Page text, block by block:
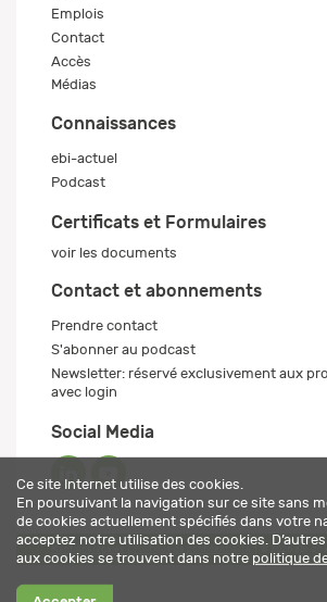
Emplois
Contact
Accès
Médias
Connaissances
ebi-actuel
Podcast
Certificats et Formulaires
voir les documents
Contact et abonnements
Prendre contact
S'abonner au podcast
Newsletter: réservé exclusivement aux
avec login
Social Media
Ce site Internet utilise des cookies.
En poursuivant la navigation sur ce site sans
de cookies actuellement spécifiés dans votre
acceptez notre utilisation des cookies.
aux cookies se trouvent dans notre politique